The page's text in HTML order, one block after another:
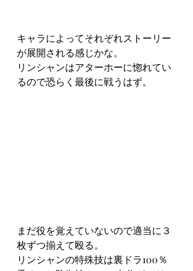
キャラによってそれぞれストーリー
が展開される感じかな。
リンシャンはアターホーに惚れてい
るので恐らく最後に戦うはず。
まだ役を覚えていないので適当に３
枚ずつ揃えて殴る。
リンシャンの特殊技は裏ドラ100％